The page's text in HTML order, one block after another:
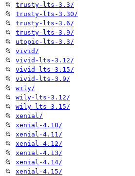
📂 trusty-lts-3.3/
📂 trusty-lts-3.30/
📂 trusty-lts-3.6/
📂 trusty-lts-3.9/
📂 utopic-lts-3.3/
📂 vivid/
📂 vivid-lts-3.12/
📂 vivid-lts-3.15/
📂 vivid-lts-3.9/
📂 wily/
📂 wily-lts-3.12/
📂 wily-lts-3.15/
📂 xenial/
📂 xenial-4.10/
📂 xenial-4.11/
📂 xenial-4.12/
📂 xenial-4.13/
📂 xenial-4.14/
📂 xenial-4.15/